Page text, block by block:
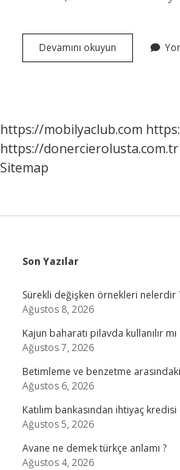
Devamını okuyun
Kesirler
https://mobilyaclub.com
https://donercierolusta.com.tr
Sitemap
Sidebar
Son Yazılar
Sürekli değişken örnekleri nelerdir
Ağustos 8, 2026
Kajun baharatı pilavda kullanılır mı
Ağustos 7, 2026
Betimleme ve benzetme
Ağustos 6, 2026
Katılım bankasından ihtiyaç
Ağustos 5, 2026
Avane ne demek türkçe anlamı ?
Ağustos 4, 2026